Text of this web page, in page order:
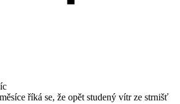
říká se, že opět studený vítr ze strnišť